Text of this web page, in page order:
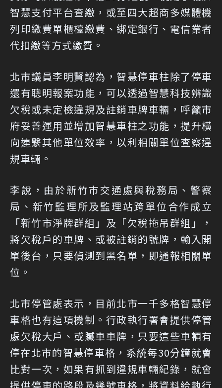
智慧支付平台查繳，或至四大超商多媒體機
列印繳費單櫃檯繳費、綁定銀行、電信業者
代扣繳等方式繳費。
北市議員李明賢認為，智慧停車柱除了停車
還有聰明報案功能，可以透過智慧科技辨識
欠稅或未定檢違規及註銷車牌車輛，呼籲市
府妥善運用並增加智慧車柱之功能，提升橫
向連繫其他單位效率，以利相關單位查察違
規車輛。
李說，由於新竹市交通處與稅務局、警察
局、新竹監理所及監理站跨單位合作成立
「新竹市淨牌群組」及「欠稅拖吊群組」，
將欠稅戶的車牌、或被註銷的號牌，輸入開
單後台，只要偵測到黑名單，即通報相關單
位。
北市停管處表示，目前北市一千多格智慧停
車格也有這項機制。行政執行署會提供停管
處欠稅大戶、或贓車車牌，只要這些車輛有
停在北市的智慧停車格，系統每30分鐘就會
比對一次，如果有抓到違規車輛紀錄，就會